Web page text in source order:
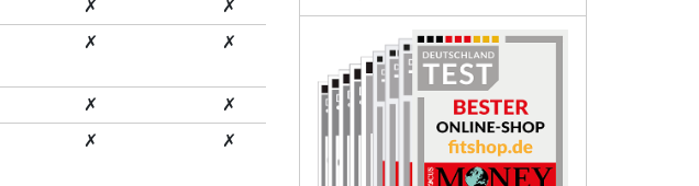
✗
✗
✗ ✗
✗
✗
✗ ✗